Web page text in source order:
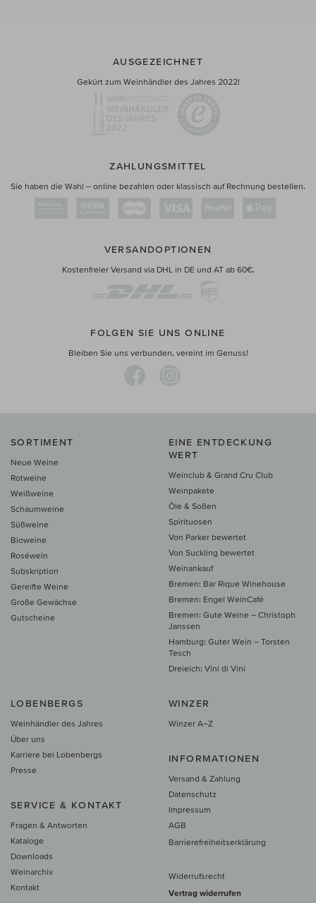
AUSGEZEICHNET
Gekürt zum Weinhändler des Jahres 2022!
ZAHLUNGSMITTEL
Sie haben die Wahl – online bezahlen oder klassisch auf Rechnung bestellen.
VERSANDOPTIONEN
Kostenfreier Versand via DHL in DE und AT ab 60€.
FOLGEN SIE UNS ONLINE
Bleiben Sie uns verbunden, vereint im Genuss!
SORTIMENT
Neue Weine
Rotweine
Weißweine
Schaumweine
Süßweine
Bioweine
Roséwein
Subskription
Gereifte Weine
Große Gewächse
Gutscheine
EINE ENTDECKUNG
WERT
Weinclub & Grand Cru Club
Weinpakete
Öle & Soßen
Spirituosen
Von Parker bewertet
Von Suckling bewertet
Weinankauf
Bremen: Bar Rique Winehouse
Bremen: Engel WeinCafé
Bremen: Gute Weine – Christoph
Janssen
Hamburg: Guter Wein – Torsten
Tesch
Dreieich: Vini di Vini
LOBENBERGS
Weinhändler des Jahres
Über uns
Karriere bei Lobenbergs
Presse
SERVICE & KONTAKT
Fragen & Antworten
Kataloge
Downloads
Weinarchiv
Kontakt
WINZER
Winzer A–Z
INFORMATIONEN
Versand & Zahlung
Datenschutz
Impressum
AGB
Barrierefreiheitserklärung
Widerrufsrecht
Vertrag widerrufen